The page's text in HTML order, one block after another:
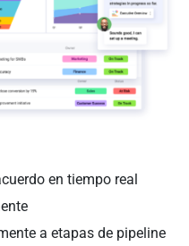
en tiempo real
a etapas de pipeline